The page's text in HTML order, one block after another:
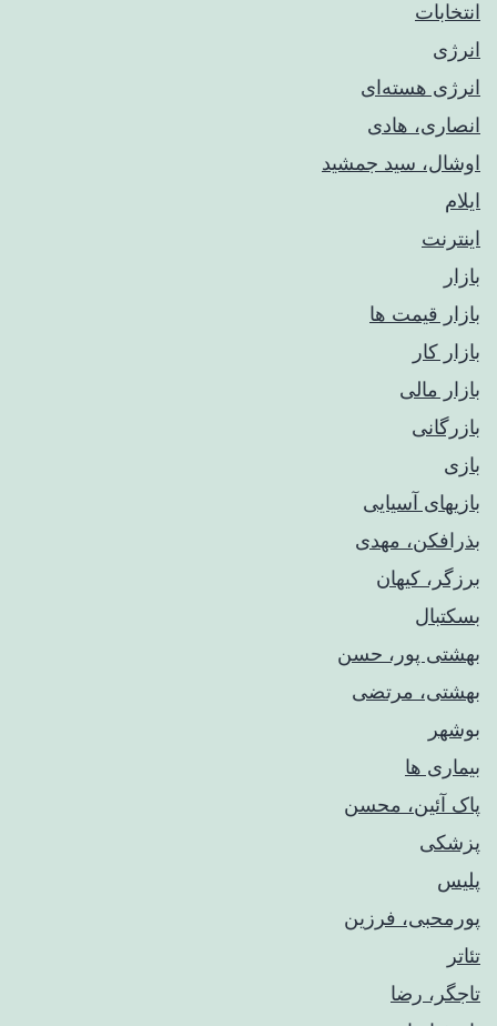
انتخابات
انرژی
انرژی هسته‌ای
انصاری، هادی
اوشال، سید جمشید
ایلام
اینترنت
بازار
بازار قیمت ها
بازار کار
بازار مالی
بازرگانی
بازی
بازیهای آسیایی
بذرافکن، مهدی
برزگر، کیهان
بسکتبال
بهشتی پور، حسن
بهشتی، مرتضی
بوشهر
بیماری ها
پاک آئین، محسن
پزشکی
پلیس
پورمحبی، فرزین
تئاتر
تاجگر، رضا